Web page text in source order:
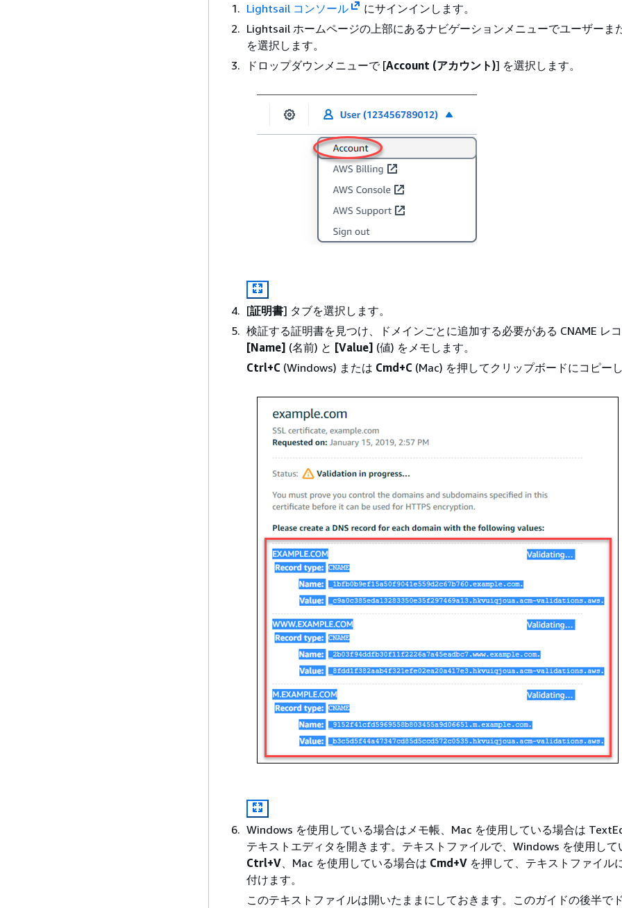
Lightsail コンソール
にサインインします。
Lightsail ホームページの上部にあるナビゲーションメニューでユーザーま
を選択します。
ドロップダウンメニューで [Account (アカウント)] を選択します。
[証明書] タブを選択します。
検証する証明書を見つけ、ドメインごとに追加する必要がある CNAME レ
[Name] (名前) と [Value] (値) をメモします。
Ctrl+C (Windows) または Cmd+C (Mac) を押してクリップボードにコピーし
Windows を使用している場合はメモ帳、Mac を使用している場合は
テキストエディタを開きます。テキストファイルで、Windows を使用して
Ctrl+V、Mac を使用している場合は Cmd+V を押して、テキストファイル
付けます。
このテキストファイルは開いたままにしておきます。このガイドの後半で